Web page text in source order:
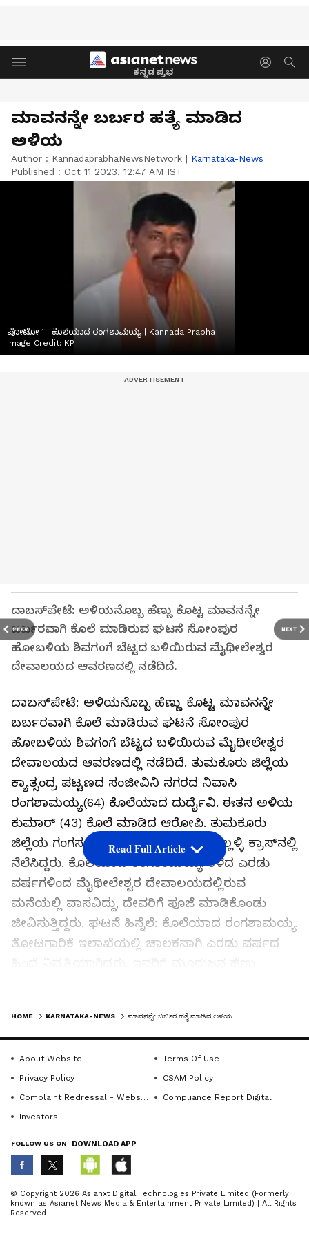
ಕನ್ನಡಪ್ರಭ
PREV NEXT
ಮಾವನನ್ನೇ ಬರ್ಬರ ಹತ್ಯೆ ಮಾಡಿದ
ಅಳಿಯ
Author : KannadaprabhaNewsNetwork | Karnataka-News
Published : Oct 11 2023, 12:47 AM IST
ಪೋಟೋ 1 : ಕೊಲೆಯಾದ ರಂಗಶಾಮಯ್ಯ | Kannada Prabha
Image Credit: KP
ದಾಬಸ್‌ಪೇಟೆ: ಅಳಿಯನೊಬ್ಬ ಹೆಣ್ಣು ಕೊಟ್ಟ ಮಾವನನ್ನೇ
ಬರ್ಬರವಾಗಿ ಕೊಲೆ ಮಾಡಿರುವ ಘಟನೆ ಸೋಂಪುರ
ಹೋಬಳಿಯ ಶಿವಗಂಗೆ ಬೆಟ್ಟದ ಬಳಿಯಿರುವ ಮೈಥೀಲೇಶ್ವರ
ದೇವಾಲಯದ ಆವರಣದಲ್ಲಿ ನಡೆದಿದೆ.
ದಾಬಸ್‌ಪೇಟೆ: ಅಳಿಯನೊಬ್ಬ ಹೆಣ್ಣು ಕೊಟ್ಟ ಮಾವನನ್ನೇ
ಬರ್ಬರವಾಗಿ ಕೊಲೆ ಮಾಡಿರುವ ಘಟನೆ ಸೋಂಪುರ
ಹೋಬಳಿಯ ಶಿವಗಂಗೆ ಬೆಟ್ಟದ ಬಳಿಯಿರುವ ಮೈಥೀಲೇಶ್ವರ
ದೇವಾಲಯದ ಆವರಣದಲ್ಲಿ ನಡೆದಿದೆ. ತುಮಕೂರು ಜಿಲ್ಲೆಯ
ಕ್ಯಾತ್ಸಂದ್ರ ಪಟ್ಟಣದ ಸಂಜೀವಿನಿ ನಗರದ ನಿವಾಸಿ
ರಂಗಶಾಮಯ್ಯ(64) ಕೊಲೆಯಾದ ದುರ್ದೈವಿ. ಈತನ ಅಳಿಯ
ಕುಮಾರ್ (43) ಕೊಲೆ ಮಾಡಿದ ಆರೋಪಿ. ತುಮಕೂರು
ಜಿಲ್ಲೆಯ ಗಂಗಸಂದ್ರದ ಈತ ಕ್ಯಾತ್ಸಂದ್ರ ಬಳಿ ಕಲ್ಲಳ್ಳಿ ಕ್ರಾಸ್‌ನಲ್ಲಿ
ನೆಲೆಸಿದ್ದರು. ಕೊಲೆಯಾದ ರಂಗಶಾಮಯ್ಯ ಕಳೆದ ಎರಡು
ವರ್ಷಗಳಿಂದ ಮೈಥೀಲೇಶ್ವರ ದೇವಾಲಯದಲ್ಲಿರುವ
ಮನೆಯಲ್ಲಿ ವಾಸವಿದ್ದು, ದೇವರಿಗೆ ಪೂಜೆ ಮಾಡಿಕೊಂಡು
ಜೀವಿಸುತ್ತಿದ್ದರು. ಘಟನೆ ಹಿನ್ನೆಲೆ: ಕೊಲೆಯಾದ ರಂಗಶಾಮಯ್ಯ
ತೋಟಗಾರಿಕೆ ಇಲಾಖೆಯಲ್ಲಿ ಚಾಲಕನಾಗಿ ಎರಡು ವರ್ಷದ
ಹಿಂದೆ ಮದುವೆ ಮಾಡಿಕೊಟ್ಟಿದ್ದರು. ಮಹಾಲಕ್ಷ್ಮಿ ಹಾಗೂ
ಕುಮಾರ್ ನಡುವೆ ಹಣದ ವಿಷಯವಾಗಿ ಜಗಳವಾಗಿ
ಮಹಾಲಕ್ಷ್ಮಿ ಏಳೆಂಟು ವರ್ಷಗಳಿಂದ ಬೇರೆ ನೆಲೆಸಿದ್ದಳು.
ಅಲ್ಲಿಗೂ ಹೋಗಿ ಹಣಕ್ಕಾಗಿ ಕುಮಾರ್ ಹೆಂಡತಿಯನ್ನು
ಹಣಕ್ಕಾಗಿ ಪೀಡಿಸುತ್ತಿದ್ದನು. ಹೀಗಾಗಿ ಮಹಾಲಕ್ಷ್ಮಿ ಮೂರು
ತಿಂಗಳಿಂದ ತನ್ನ ತಂದೆ ಜತೆ ಶಿವಗಂಗೆ ಬೆಟ್ಟದ ಬಳಿಯ
ಮೈಥೀಲೇಶ್ವರ ದೇವಾಲಯದ ಮನೆಯಲ್ಲಿಯೇ ನೆಲೆಸಿದ್ದರು.
ಬೆಳಿಗ್ಗೆ ಗಲಾಟೆ ಸಂಜೆ ಕೊಲೆ: ಅ.9ರಂದು ಹೆಂಡತಿ ಇದ್ದ ಮನೆಗೆ
ರಂಗಶಾಯಮ್ಯನ ಬಳಿ ಗಲಾಟೆ ಮಾಡಿದ್ದನು. ಕೂಡಲೇ
Read Full Article
ABOUT THE AUTHOR
K KannadaprabhaNewsNetwork
HOME KARNATAKA-NEWS ಮಾವನನ್ನೇ ಬರ್ಬರ ಹತ್ಯೆ ಮಾಡಿದ ಅಳಿಯ
About Website
Terms Of Use
Privacy Policy
CSAM Policy
Complaint Redressal - Website
Compliance Report Digital
Investors
FOLLOW US ON DOWNLOAD APP
© Copyright 2026 Asianxt Digital Technologies Private Limited (Formerly
known as Asianet News Media & Entertainment Private Limited) | All Rights
Reserved